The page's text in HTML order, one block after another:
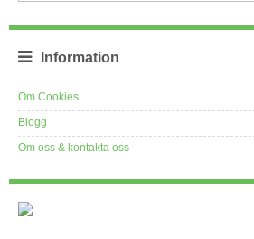
Information
Om Cookies
Blogg
Om oss & kontakta oss